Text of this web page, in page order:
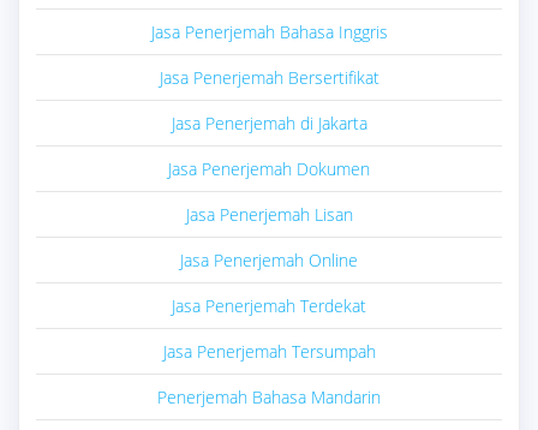
Jasa Penerjemah Bahasa Inggris
Jasa Penerjemah Bersertifikat
Jasa Penerjemah di Jakarta
Jasa Penerjemah Dokumen
Jasa Penerjemah Lisan
Jasa Penerjemah Online
Jasa Penerjemah Terdekat
Jasa Penerjemah Tersumpah
Penerjemah Bahasa Mandarin